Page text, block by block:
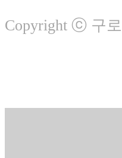
Copyright ⓒ 구